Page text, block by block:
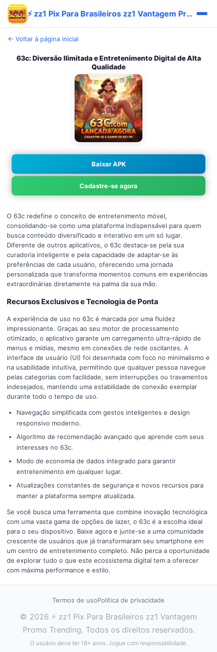
⚡ zz1 Pix Para Brasileiros zz1 Vantagem Promo Trending
← Voltar à página inicial
63c: Diversão Ilimitada e Entretenimento Digital de Alta
Qualidade
Baixar APK
Cadastre-se agora
O 63c redefine o conceito de entretenimento móvel,
consolidando-se como uma plataforma indispensável para quem
busca conteúdo diversificado e interativo em um só lugar.
Diferente de outros aplicativos, o 63c destaca-se pela sua
curadoria inteligente e pela capacidade de adaptar-se às
preferências de cada usuário, oferecendo uma jornada
personalizada que transforma momentos comuns em experiências
extraordinárias diretamente na palma da sua mão.
Recursos Exclusivos e Tecnologia de Ponta
A experiência de uso no 63c é marcada por uma fluidez
impressionante. Graças ao seu motor de processamento
otimizado, o aplicativo garante um carregamento ultra-rápido de
menus e mídias, mesmo em conexões de rede oscilantes. A
interface de usuário (UI) foi desenhada com foco no minimalismo e
na usabilidade intuitiva, permitindo que qualquer pessoa navegue
pelas categorias com facilidade, sem interrupções ou travamentos
indesejados, mantendo uma estabilidade de conexão exemplar
durante todo o tempo de uso.
Navegação simplificada com gestos inteligentes e design
responsivo moderno.
Algoritmo de recomendação avançado que aprende com seus
interesses no 63c.
Modo de economia de dados integrado para garantir
entretenimento em qualquer lugar.
Atualizações constantes de segurança e novos recursos para
manter a plataforma sempre atualizada.
Se você busca uma ferramenta que combine inovação tecnológica
com uma vasta gama de opções de lazer, o 63c é a escolha ideal
para o seu dispositivo. Baixe agora e junte-se a uma comunidade
crescente de usuários que já transformaram seu smartphone em
um centro de entretenimento completo. Não perca a oportunidade
de explorar tudo o que este ecossistema digital tem a oferecer
com máxima performance e estilo.
Termos de usoPolítica de privacidade
© 2026 ⚡ zz1 Pix Para Brasileiros zz1 Vantagem
Promo Trending. Todos os direitos reservados.
O usuário deve ter 18+ anos. Jogue com responsabilidade.